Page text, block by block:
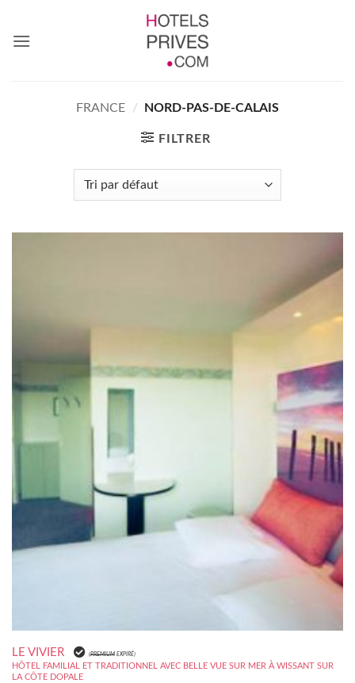
contenu
FRANCE / NORD-PAS-DE-CALAIS
FILTRER
LE VIVIER (PREMIUMEXPIRÉ)
HÔTEL FAMILIAL ET TRADITIONNEL AVEC BELLE VUE SUR MER À WISSANT SUR
LA CÔTE DOPALE